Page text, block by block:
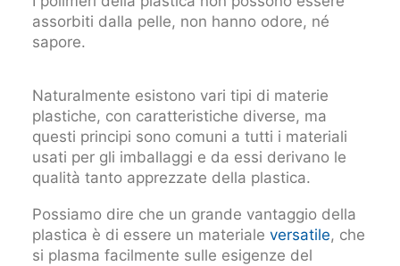
assorbiti dalla pelle, non hanno odore, né
sapore.
Naturalmente esistono vari tipi di materie
plastiche, con caratteristiche diverse, ma
questi principi sono comuni a tutti i materiali
usati per gli imballaggi e da essi derivano le
qualità tanto apprezzate della plastica.
Possiamo dire che un grande vantaggio della
plastica è di essere un materiale versatile, che
si plasma facilmente sulle esigenze del